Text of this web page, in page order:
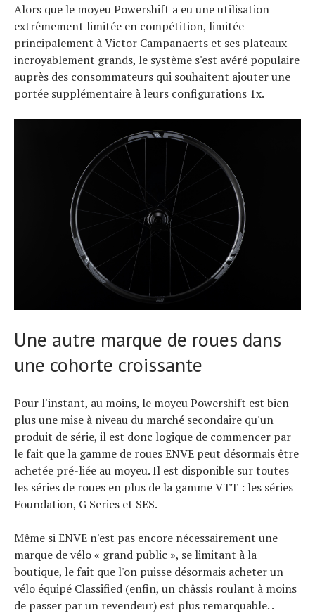
Alors que le moyeu Powershift a eu une utilisation
extrêmement limitée en compétition, limitée
principalement à Victor Campanaerts et ses plateaux
incroyablement grands, le système s'est avéré populaire
auprès des consommateurs qui souhaitent ajouter une
portée supplémentaire à leurs configurations 1x.
Une autre marque de roues dans
une cohorte croissante
Pour l'instant, au moins, le moyeu Powershift est bien
plus une mise à niveau du marché secondaire qu'un
produit de série, il est donc logique de commencer par
le fait que la gamme de roues ENVE peut désormais être
achetée pré-liée au moyeu. Il est disponible sur toutes
les séries de roues en plus de la gamme VTT : les séries
Foundation, G Series et SES.
Même si ENVE n'est pas encore nécessairement une
marque de vélo « grand public », se limitant à la
boutique, le fait que l'on puisse désormais acheter un
vélo équipé Classified (enfin, un châssis roulant à moins
de passer par un revendeur) est plus remarquable. .